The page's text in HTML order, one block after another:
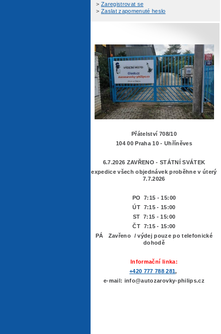
> Zaregistrovat se
> Zaslat zapomenuté heslo
Přátelství 708/10
104 00 Praha 10 - Uhříněves
6.7.2026 ZAVŘENO - STÁTNÍ SVÁTEK
expedice všech objednávek proběhne v úterý
7.7.2026
PO 7:15 - 15:00
ÚT 7:15 - 15:00
ST 7:15 - 15:00
ČT 7:15 - 15:00
PÁ Zavřeno / výdej pouze po telefonické
dohodě
Informační linka:
+420 777 788 281,
e-mail: info@autozarovky-philips.cz